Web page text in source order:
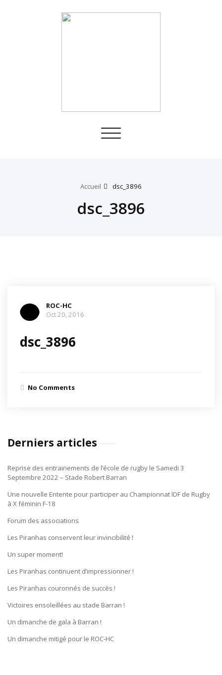
Toggle
Accueil dsc_3896
dsc_3896
ROC-HC
Oct 20, 2016
dsc_3896
No Comments
Derniers articles
Reprise des entrainements de l’école de rugby le Samedi 3
Septembre 2022 – Stade Robert Barran
Une nouvelle Entente pour participer au Championnat IDF de Rugby
à X féminin F-18
Forum des associations
Les Piranhas conservent leur invincibilité !
Un super moment!
Les Piranhas continuent d’impressionner !
Les Piranhas couronnés de succès !
Victoires ensoleillées au stade Barran !
Un dimanche de gala à Barran !
Un dimanche mitigé pour le ROC-HC